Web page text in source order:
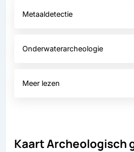
Metaaldetectie
Onderwaterarcheologie
Meer lezen
Kaart Archeologisch